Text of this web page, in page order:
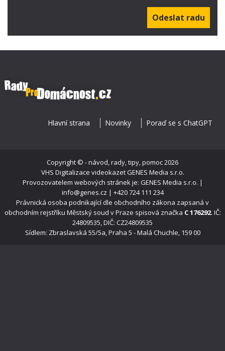
Hlavní strana Novinky Poraď se s ChatGPT
Copyright © - návod, rady, tipy, pomoc2026
VHS Digitalizace videokazetGENES Media s.r.o.
Provozovatelem webových stránek je: GENES Media s.r.o. |
info@genes.cz | +420 724 111 234
Právnická osoba podnikající dle obchodního zákona zapsaná v
obchodním rejstříku Městský soud v Praze spisová značka C 176292. IČ:
24809535, DIČ: CZ24809535
Sídlem: Zbraslavská 55/5a, Praha 5 - Malá Chuchle, 159 00